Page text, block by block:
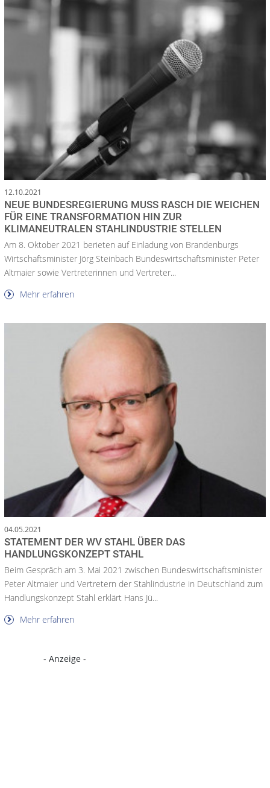
12.10.2021
NEUE BUNDESREGIERUNG MUSS RASCH DIE WEICHEN
FÜR EINE TRANSFORMATION HIN ZUR
KLIMANEUTRALEN STAHLINDUSTRIE STELLEN
Am 8. Oktober 2021 berieten auf Einladung von Brandenburgs
Wirtschaftsminister Jörg Steinbach Bundeswirtschaftsminister Peter
Altmaier sowie Vertreterinnen und Vertreter...
Mehr erfahren
04.05.2021
STATEMENT DER WV STAHL ÜBER DAS
HANDLUNGSKONZEPT STAHL
Beim Gespräch am 3. Mai 2021 zwischen Bundeswirtschaftsminister
Peter Altmaier und Vertretern der Stahlindustrie in Deutschland zum
Handlungskonzept Stahl erklärt Hans Jü...
Mehr erfahren
- Anzeige -